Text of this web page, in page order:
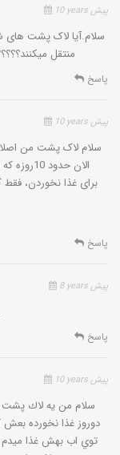
10 years پیش
سلام.آیا لاک پشت های
منتقل
پاسخ
10 years پیش
سلام لاک پشت من اصلا
الان
برای غذا نخوردن،
پاسخ
8 years پیش
پاسخ
10 years پیش
سلام من يه لاك پشت
دوروز غذا نخورده
توي اب بهش غذا ميدم